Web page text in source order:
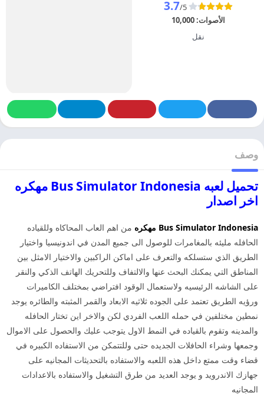
3.7/5
الأصوات:10,000
نقل
وصف
تحميل لعبه Bus Simulator Indonesia مهكره
اخر اصدار
Bus Simulator Indonesia مهكره
من اهم العاب المحاكاه وللقياده
الحافله مليئه بالمغامرات للوصول الى جميع المدن في اندونيسيا واختيار
الطريق الذي ستسلكه والتعرف على اماكن الراكبين والاختيار الامثل بين
المناطق التي يمكنك البحث عنها والالتفاف وللتحريك الهاتف الذكي والنقر
على الشاشه الرئيسيه ولاستعمال الوقود افتراضي بمختلف الكاميرات
ورؤيه الطريق تعتمد على الجوده ثلاثيه الابعاد والقمر المثبته والطائره يوجد
نمطين مختلفين في حمله اللعب الفردي لكن والاخر اين تختار الحافله
والمدينه وتقوم بالقياده في النمط الاول يتوجب عليك والحصول على الاموال
وجمعها وشراء الحافلات الجديده حتى وللتتمكن من الاستفاده الكبيره في
قضاء وقت ممتع داخل هذه اللعبه والاستفاده بالتحديثات المجانيه على
جهازك الاندرويد و يوجد العديد من طرق التشغيل والاستفاده بالاعدادات
المجانيه